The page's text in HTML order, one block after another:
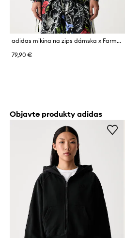
adidas mikina na zips dámska x Farm Rio
79,90 €
Objavte produkty adidas